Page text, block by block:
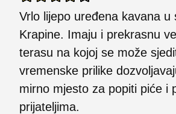
Vrlo lijepo uređena kavana u
Krapine. Imaju i prekrasnu
terasu na kojoj se može
vremenske prilike
mirno mjesto za popiti piće i
prijateljima.